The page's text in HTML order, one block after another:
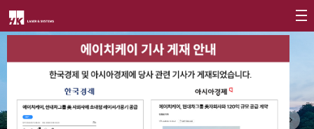
회사개요
제품소개
Fiber∨
고객지원